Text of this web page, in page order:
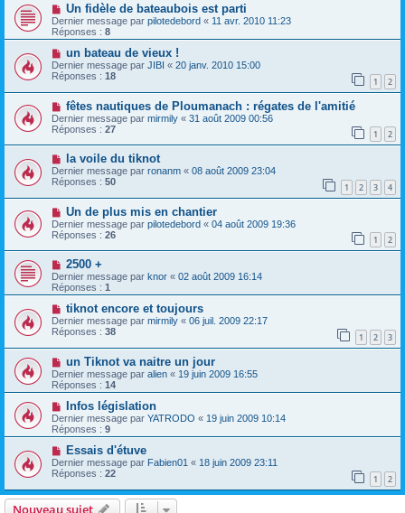
Un fidèle de bateaubois est parti
Dernier message par pilotedebord « 11 avr. 2010 11:23
Réponses : 8
un bateau de vieux !
Dernier message par JIBI « 20 janv. 2010 15:00
Réponses : 18 1 2
fêtes nautiques de Ploumanach : régates de l'amitié
Dernier message par mirmily « 31 août 2009 00:56
Réponses : 27 1 2
la voile du tiknot
Dernier message par ronanm « 08 août 2009 23:04
Réponses : 50 1 2 3 4
Un de plus mis en chantier
Dernier message par pilotedebord « 04 août 2009 19:36
Réponses : 26 1 2
2500 +
Dernier message par knor « 02 août 2009 16:14
Réponses : 1
tiknot encore et toujours
Dernier message par mirmily « 06 juil. 2009 22:17
Réponses : 38 1 2 3
un Tiknot va naitre un jour
Dernier message par alien « 19 juin 2009 16:55
Réponses : 14
Infos législation
Dernier message par YATRODO « 19 juin 2009 10:14
Réponses : 9
Essais d'étuve
Dernier message par Fabien01 « 18 juin 2009 23:11
Réponses : 22 1 2
Nouveau sujet